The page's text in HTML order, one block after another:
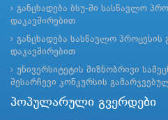
განცხადება ბსუ-ში სასწავლო
დაკავშირებით
განცხადება სასწავლო პროცესის
დაკავშირებით
უნივერსიტეტის მიზნობრივი
შესარჩევი კონკურსის
პოპულარული გვერდები